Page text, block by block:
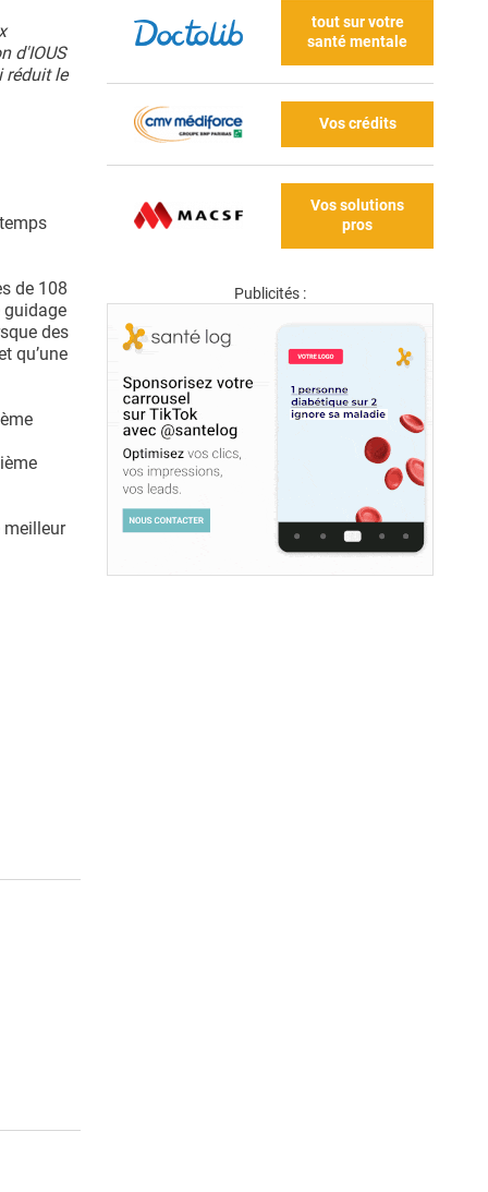
d'IOUS
réduit le
de 108
guidage
des
qu’une
meilleur
tout sur votre
santé mentale
Vos crédits
Vos solutions
pros
Publicités :